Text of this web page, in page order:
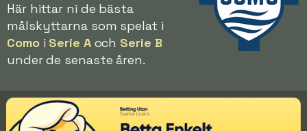
Här hittar ni de bästa
målskyttarna som spelat i
Comoi Serie Aoch Serie B
under de senaste åren.